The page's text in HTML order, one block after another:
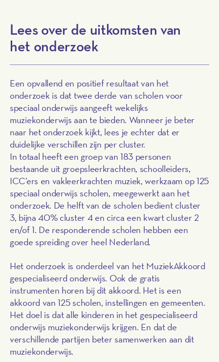
Lees over de uitkomsten van
het onderzoek
Een opvallend en positief resultaat van het
onderzoek is dat twee derde van scholen voor
speciaal onderwijs aangeeft wekelijks
muziekonderwijs aan te bieden. Wanneer je beter
naar het onderzoek kijkt, lees je echter dat er
duidelijke verschillen zijn per cluster.
In totaal heeft een groep van 183 personen
bestaande uit groepsleerkrachten, schoolleiders,
ICC’ers en vakleerkrachten muziek, werkzaam op 125
speciaal onderwijs scholen, meegewerkt aan het
onderzoek. De helft van de scholen bedient cluster
3, bijna 40% cluster 4 en circa een kwart cluster 2
en/of 1. De responderende scholen hebben een
goede spreiding over heel Nederland.
Het onderzoek is onderdeel van het MuziekAkkoord
gespecialiseerd onderwijs. Ook de gratis
instrumenten horen bij dit akkoord. Het is een
akkoord van 125 scholen, instellingen en gemeenten.
Het doel is dat alle kinderen in het gespecialiseerd
onderwijs muziekonderwijs krijgen. En dat de
verschillende partijen beter samenwerken aan dit
muziekonderwijs.